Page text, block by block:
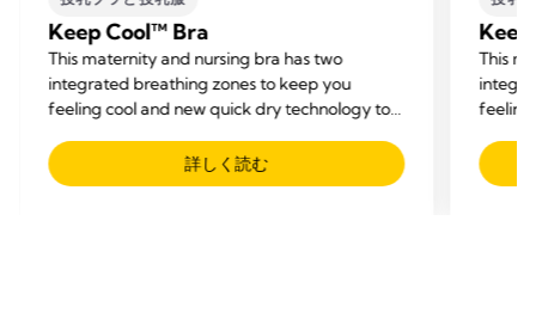
Keep Cool™ Bra
This maternity and nursing bra has two
integrated breathing zones to keep you
feeling cool and new quick dry technology to
offering you support and comfort.
詳しく読む
This
feeling